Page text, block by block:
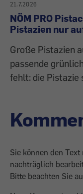
21.7.2026
NÖM PRO
Pistazien nur
Große Pistazien
passende
fehlt: die Pistazie
Sie können den
nachträglich
Bitte beachten Sie